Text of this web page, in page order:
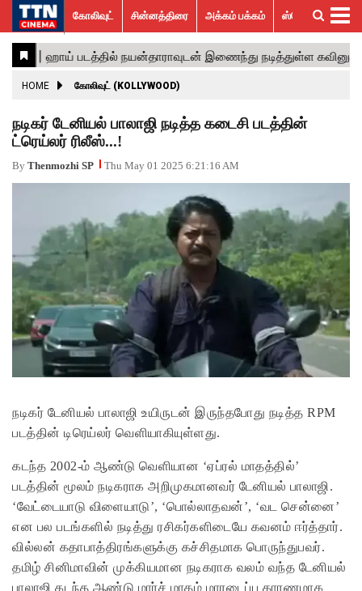
கோலிவுட்
சின்னத்திரை
பாலிவுட்
ஹாலிவுட்
அக்கம்
பக்கம்
ஸ்பெஷல்
ஸ்டோரீஸ்
விமர்சனம்
GALLERY
ACTRESS
ACTORS
MOVIESTILLS
EVENTS
VIDEOS
What’s
Hot
Trending
News
கோலிவுட் சின்னத்திரை அக்கம் பக்கம் ஸ்பெஷல் ஸ்டோரீஸ்
HOME கோலிவுட் (KOLLYWOOD)
நடிகர் டேனியல் பாலாஜி நடித்த கடைசி படத்தின்
ட்ரெய்லர் ரிலீஸ்...!
By Thenmozhi SP Thu May 01 2025 6:21:16 AM
நடிகர் டேனியல் பாலாஜி உயிருடன் இருந்தபோது நடித்த RPM
படத்தின் டிரெய்லர் வெளியாகியுள்ளது.
கடந்த 2002-ம் ஆண்டு வெளியான ‘ஏப்ரல் மாதத்தில்’
படத்தின் மூலம் நடிகராக அறிமுகமானவர் டேனியல் பாலாஜி.
‘வேட்டையாடு விளையாடு’, ‘பொல்லாதவன்’, ‘வட சென்னை’
என பல படங்களில் நடித்து ரசிகர்களிடையே கவனம் ஈர்த்தார்.
வில்லன் கதாபாத்திரங்களுக்கு கச்சிதமாக பொருந்துபவர்.
தமிழ் சினிமாவின் முக்கியமான நடிகராக வலம் வந்த டேனியல்
பாலாஜி கடந்த ஆண்டு மார்ச் மாதம் மாரடைப்பு காரணமாக